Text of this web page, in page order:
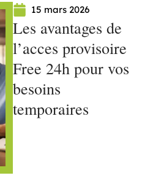
15 mars 2026
Les avantages de
l’acces provisoire
Free 24h pour vos
besoins
temporaires